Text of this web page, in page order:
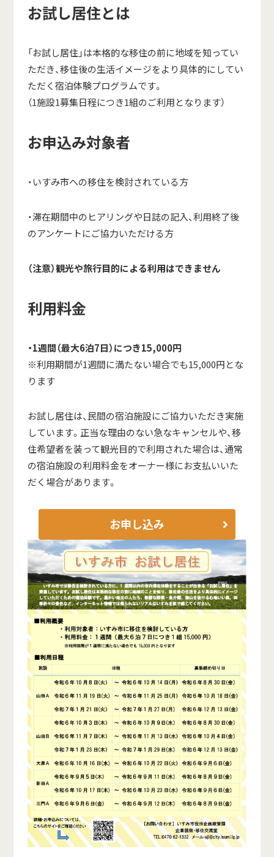
お試し居住とは
「お試し居住」は本格的な移住の前に地域を知ってい
ただき、移住後の生活イメージをより具体的にしてい
ただく宿泊体験プログラムです。
（1施設1募集日程につき1組のご利用となります）
お申込み対象者
・いすみ市への移住を検討されている方
・滞在期間中のヒアリングや日誌の記入、利用終了後
のアンケートにご協力いただける方
（注意）観光や旅行目的による利用はできません
利用料金
・1週間（最大6泊7日）につき15,000円
※利用期間が1週間に満たない場合でも15,000円とな
ります
お試し居住は、民間の宿泊施設にご協力いただき実施
しています。正当な理由のない急なキャンセルや、移
住希望者を装って観光目的で利用された場合は、通常
の宿泊施設の利用料金をオーナー様にお支払いいた
だく場合があります。
お申し込み